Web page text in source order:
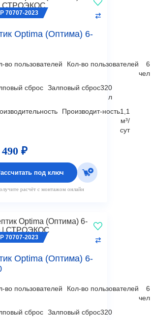
5
Optima (Оптима) 6-
Кол-во пользователей
6
чел
Залповый сброс320
л
Производит-ность1,1
м³/
сут
70707-2023
490 ₽
под ключ
расчёт с монтажом онлайн
6
Optima (Оптима) 6-
Кол-во пользователей
6
чел
Залповый сброс320
70707-2023